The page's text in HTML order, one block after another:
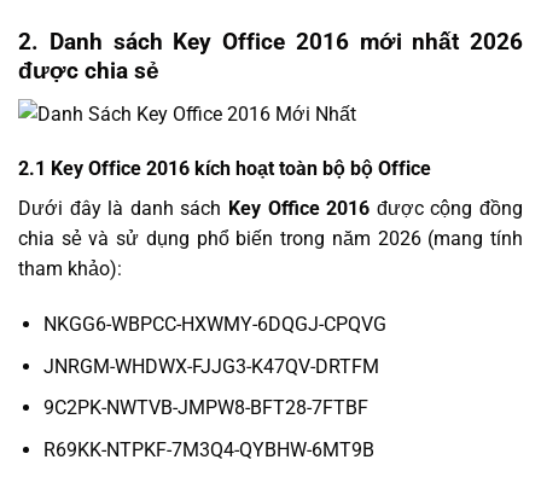
2. Danh sách Key Office 2016 mới nhất 2026
được chia sẻ
2.1 Key Office 2016 kích hoạt toàn bộ bộ Office
Dưới đây là danh sách Key Office 2016 được cộng đồng
chia sẻ và sử dụng phổ biến trong năm 2026 (mang tính
tham khảo):
NKGG6-WBPCC-HXWMY-6DQGJ-CPQVG
JNRGM-WHDWX-FJJG3-K47QV-DRTFM
9C2PK-NWTVB-JMPW8-BFT28-7FTBF
R69KK-NTPKF-7M3Q4-QYBHW-6MT9B